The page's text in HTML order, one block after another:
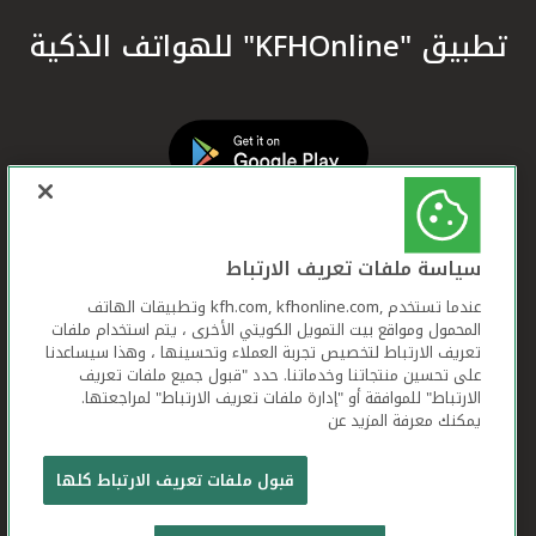
تطبيق "KFHOnline" للهواتف الذكية
بيت التمويل الكويتي جميع الحقوق محفوظة © 2026
شروط وأحكام استخدام الموقع الإلكتروني
سياسة ملفات تعريف الارتباط
عندما تستخدم ,kfh.com, kfhonline.com وتطبيقات الهاتف
المحمول ومواقع بيت التمويل الكويتي الأخرى ، يتم استخدام ملفات
تعريف الارتباط لتخصيص تجربة العملاء وتحسينها ، وهذا سيساعدنا
على تحسين منتجاتنا وخدماتنا. حدد "قبول جميع ملفات تعريف
الارتباط" للموافقة أو "إدارة ملفات تعريف الارتباط" لمراجعتها.
يمكنك معرفة المزيد عن
قبول ملفات تعريف الارتباط كلها